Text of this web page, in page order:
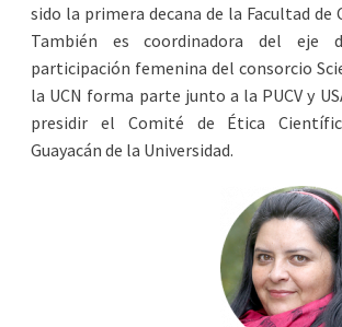
sido la primera decana de la Facultad de
También es coordinadora del eje
participación femenina del consorcio
la UCN forma parte junto a la PUCV y
presidir el Comité de Ética
Guayacán de la Universidad.